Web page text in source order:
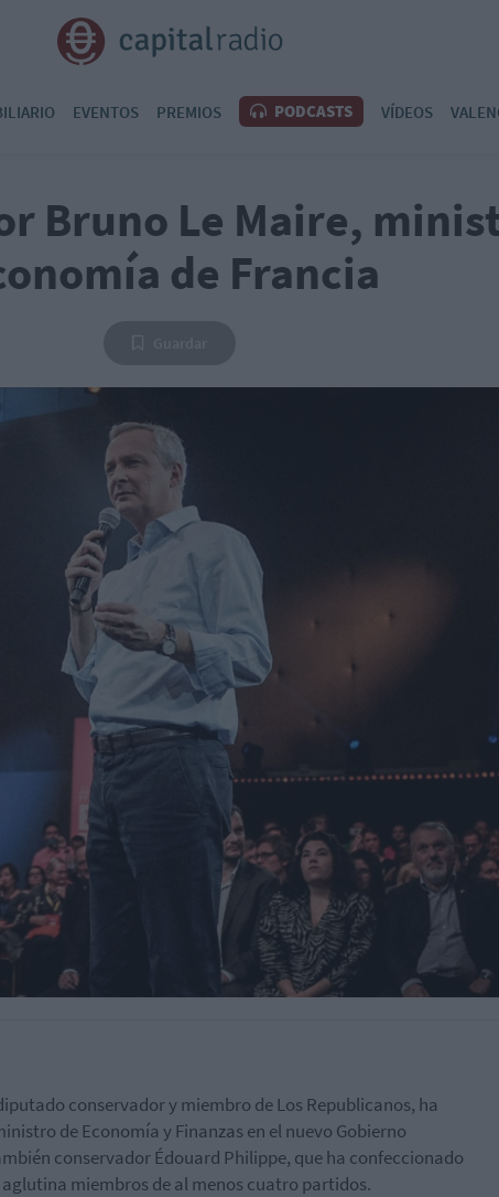
EVENTOS PREMIOS PODCASTS VÍDEOS
Bruno Le Maire,
de Francia
conservador y miembro de Los Republicanos, ha
de Economía y Finanzas en el nuevo Gobierno
conservador Édouard Philippe, que ha confeccionado
miembros de al menos cuatro partidos.